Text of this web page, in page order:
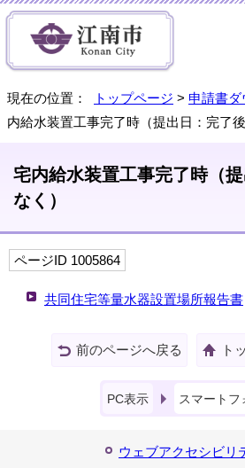
現在の位置： トップページ > 申請書ダ
内給水装置工事完了時（提出日：完了後
宅内給水装置工事完了時（
なく）
ページID 1005864
共同住宅等量水器設置場所報告書
前のページへ戻る ト
PC表示 スマートフ
ウェブアクセシビリ